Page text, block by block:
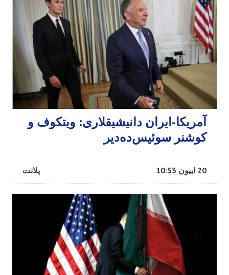
آمریکا-ایران دانیشیقلاری: ویتکوف و
کوشنر سوئیس‌ده‌دیر
پلانت 20 اییون 10:53